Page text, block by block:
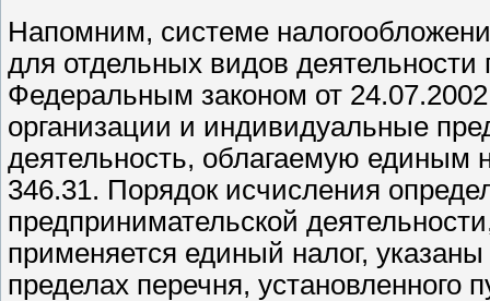
Напомним, системе
для отдельных видов
Федеральным законом от
организации и индивидуальные
деятельность, облагаемую единым
346.31. Порядок исчисления
предпринимательской
применяется единый налог,
пределах перечня, установленного